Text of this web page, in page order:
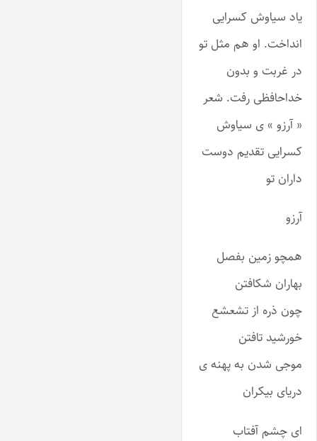
یاد سیاوش کسرایی
انداخت. او هم مثل تو
در غربت و بدون
خداحافظی رفت. شعر
« آرزو » ی سیاوش
کسرایی تقدیم دوست
داران تو
آرزو
همچو زمین بفصل
بهاران شکافتن
چون ذره از تشعشع
خورشید تافتن
موجی شدن به پهنه ی
دریای بیکران
ای چشم آفتاب